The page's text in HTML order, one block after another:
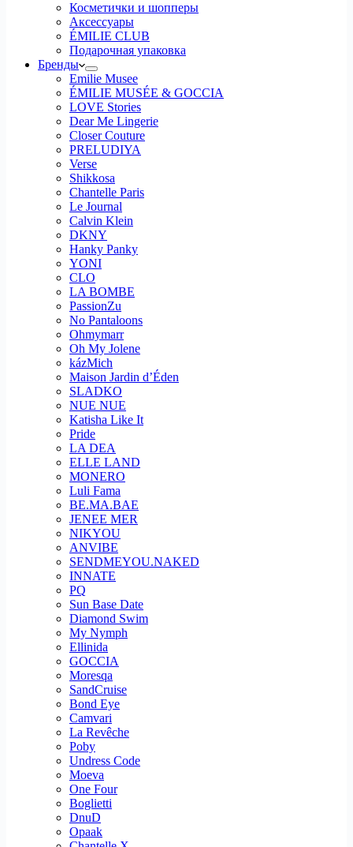
Косметички и шопперы
Аксессуары
ÉMILIE CLUB
Подарочная упаковка
Бренды
Emilie Musee
ÉMILIE MUSÉE & GOCCIA
LOVE Stories
Dear Me Lingerie
Closer Couture
PRELUDIYA
Verse
Shikkosa
Chantelle Paris
Le Journal
Calvin Klein
DKNY
Hanky Panky
YONI
CLO
LA BOMBE
PassionZu
No Pantaloons
Ohmymarr
Oh My Jolene
kázMich
Maison Jardin d’Éden
SLADKO
NUE NUE
Katisha Like It
Pride
LA DEA
ELLE LAND
MONERO
Luli Fama
BE.MA.BAE
JENEE MER
NIKYOU
ANVIBE
SENDMEYOU.NAKED
INNATE
PQ
Sun Base Date
Diamond Swim
My Nymph
Ellinida
GOCCIA
Moresqa
SandCruise
Bond Eye
Camvari
La Revêche
Poby
Undress Code
Moeva
One Four
Boglietti
DnuD
Opaak